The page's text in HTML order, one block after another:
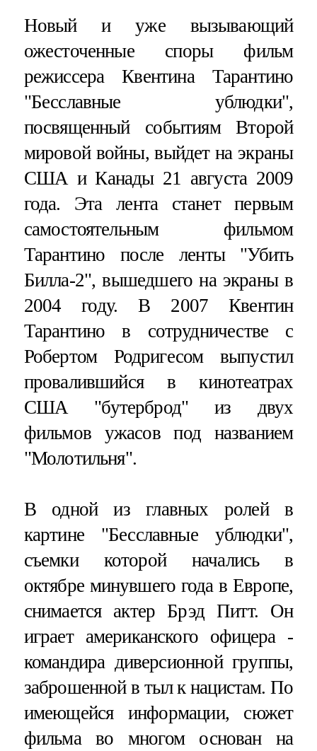
Новый и уже вызывающий
ожесточенные споры фильм
режиссера Квентина Тарантино
"Бесславные ублюдки",
посвященный событиям Второй
мировой войны, выйдет на экраны
США и Канады 21 августа 2009
года. Эта лента станет первым
самостоятельным фильмом
Тарантино после ленты "Убить
Билла-2", вышедшего на экраны в
2004 году. В 2007 Квентин
Тарантино в сотрудничестве с
Робертом Родригесом выпустил
провалившийся в кинотеатрах
США "бутерброд" из двух
фильмов ужасов под названием
"Молотильня".
В одной из главных ролей в
картине "Бесславные ублюдки",
съемки которой начались в
октябре минувшего года в Европе,
снимается актер Брэд Питт. Он
играет американского офицера -
командира диверсионной группы,
заброшенной в тыл к нацистам. По
имеющейся информации, сюжет
фильма во многом основан на